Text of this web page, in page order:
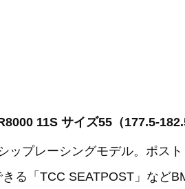
11S サイズ55（177.5-
ップレーシングモデル。ポス
る「TCC SEATPOST」など